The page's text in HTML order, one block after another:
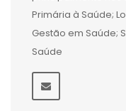
Primária à Saúde;
Gestão em Saúde;
Saúde